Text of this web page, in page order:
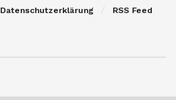
Datenschutzerklärung RSS Feed